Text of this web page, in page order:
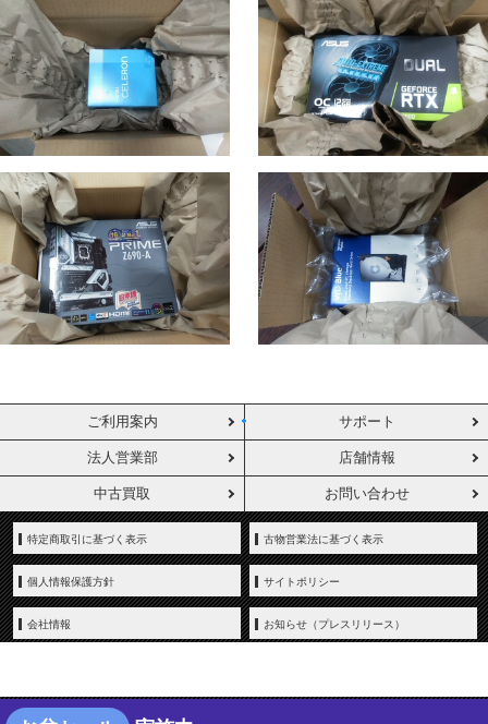
ご利用案内 サポート
法人営業部 店舗情報
中古買取 お問い合わせ
特定商取引に基づく表示 古物営業法に基づく表示
個人情報保護方針 サイトポリシー
会社情報 お知らせ（プレスリリース）